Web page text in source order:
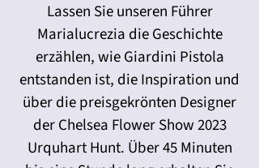
Lassen Sie unseren Führer
Marialucrezia die Geschichte
erzählen, wie Giardini Pistola
entstanden ist, die Inspiration und
über die preisgekrönten Designer
der Chelsea Flower Show 2023
Urquhart Hunt. Über 45 Minuten